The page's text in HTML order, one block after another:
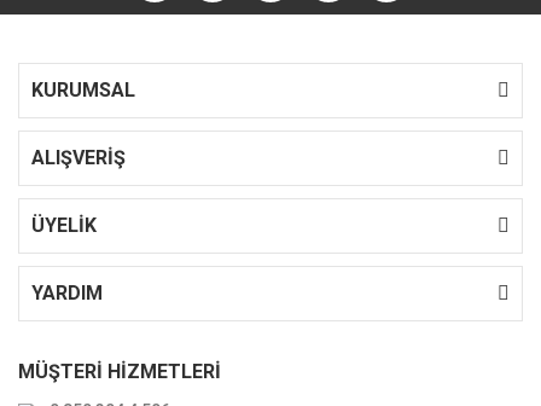
KURUMSAL
ALIŞVERİŞ
ÜYELİK
YARDIM
MÜŞTERİ HİZMETLERİ